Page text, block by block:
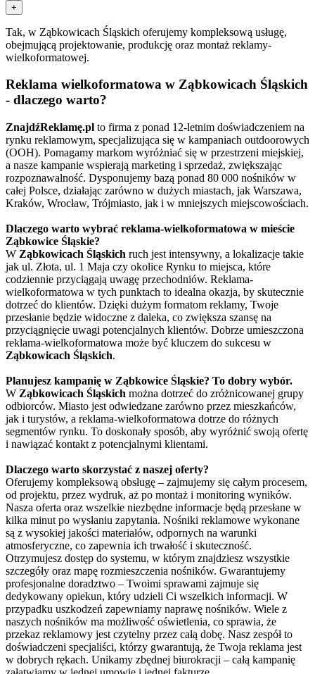
+
Tak, w Ząbkowicach Śląskich oferujemy kompleksową usługę,
obejmującą projektowanie, produkcję oraz montaż reklamy-
wielkoformatowej.
Reklama wielkoformatowa w Ząbkowicach Śląskich
- dlaczego warto?
ZnajdźReklamę.pl to firma z ponad 12-letnim doświadczeniem na
rynku reklamowym, specjalizująca się w kampaniach outdoorowych
(OOH). Pomagamy markom wyróżniać się w przestrzeni miejskiej,
a nasze kampanie wspierają marketing i sprzedaż, zwiększając
rozpoznawalność. Dysponujemy bazą ponad 80 000 nośników w
całej Polsce, działając zarówno w dużych miastach, jak Warszawa,
Kraków, Wrocław, Trójmiasto, jak i w mniejszych miejscowościach.
Dlaczego warto wybrać reklama-wielkoformatowa w mieście
Ząbkowice Śląskie?
W Ząbkowicach Śląskich ruch jest intensywny, a lokalizacje takie
jak ul. Złota, ul. 1 Maja czy okolice Rynku to miejsca, które
codziennie przyciągają uwagę przechodniów. Reklama-
wielkoformatowa w tych punktach to idealna okazja, by skutecznie
dotrzeć do klientów. Dzięki dużym formatom reklamy, Twoje
przesłanie będzie widoczne z daleka, co zwiększa szansę na
przyciągnięcie uwagi potencjalnych klientów. Dobrze umieszczona
reklama-wielkoformatowa może być kluczem do sukcesu w
Ząbkowicach Śląskich.
Planujesz kampanię w Ząbkowice Śląskie? To dobry wybór.
W Ząbkowicach Śląskich można dotrzeć do zróżnicowanej grupy
odbiorców. Miasto jest odwiedzane zarówno przez mieszkańców,
jak i turystów, a reklama-wielkoformatowa dotrze do różnych
segmentów rynku. To doskonały sposób, aby wyróżnić swoją ofertę
i nawiązać kontakt z potencjalnymi klientami.
Dlaczego warto skorzystać z naszej oferty?
Oferujemy kompleksową obsługę – zajmujemy się całym procesem,
od projektu, przez wydruk, aż po montaż i monitoring wyników.
Nasza oferta oraz wszelkie niezbędne informacje będą przesłane w
kilka minut po wysłaniu zapytania. Nośniki reklamowe wykonane
są z wysokiej jakości materiałów, odpornych na warunki
atmosferyczne, co zapewnia ich trwałość i skuteczność.
Otrzymujesz dostęp do systemu, w którym znajdziesz wszystkie
szczegóły oraz mapę rozmieszczenia nośników. Gwarantujemy
profesjonalne doradztwo – Twoimi sprawami zajmuje się
dedykowany opiekun, który udzieli Ci wszelkich informacji. W
przypadku uszkodzeń zapewniamy naprawę nośników. Wiele z
naszych nośników ma możliwość oświetlenia, co sprawia, że
przekaz reklamowy jest czytelny przez całą dobę. Nasz zespół to
doświadczeni specjaliści, którzy gwarantują, że Twoja reklama jest
w dobrych rękach. Unikamy zbędnej biurokracji – całą kampanię